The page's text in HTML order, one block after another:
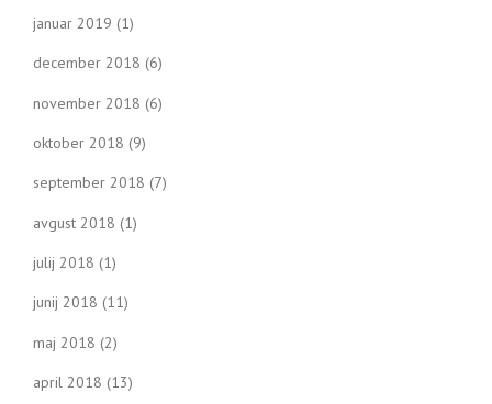
januar 2019 (1)
december 2018 (6)
november 2018 (6)
oktober 2018 (9)
september 2018 (7)
avgust 2018 (1)
julij 2018 (1)
junij 2018 (11)
maj 2018 (2)
april 2018 (13)